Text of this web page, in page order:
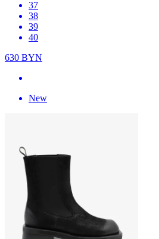
37
38
39
40
630 BYN
New